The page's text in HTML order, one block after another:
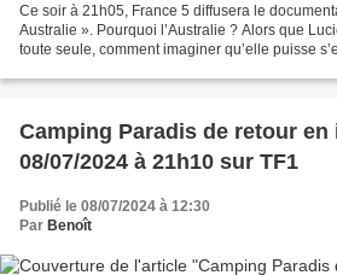
Ce soir à 21h05, France 5 diffusera le
Australie ». Pourquoi l’Australie ? Alors que
toute seule, comment imaginer qu’elle puisse
Camping Paradis de retour
08/07/2024 à 21h10 sur TF1
Publié le 08/07/2024 à 12:30
Par Benoît